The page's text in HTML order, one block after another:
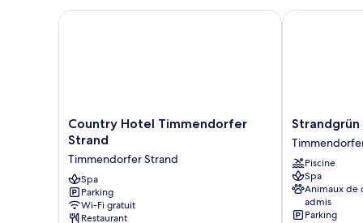
lit
Country
Hotel
Strand
Timmendorfer
Strand
Country Hotel Timmendorfer
Strand
Timmendorfer Strand
Spa
Parking
Wi-Fi gratuit
Restaurant
Country Hotel Timmendorfer Strand
Strandgrün
Golf-
&
Spa
Resort
Strand
Piscine
Spa
Animaux de
admis
Parking
Strandgrün